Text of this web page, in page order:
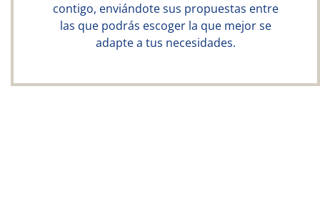
contigo, enviándote sus propuestas entre
las que podrás escoger la que mejor se
adapte a tus necesidades.